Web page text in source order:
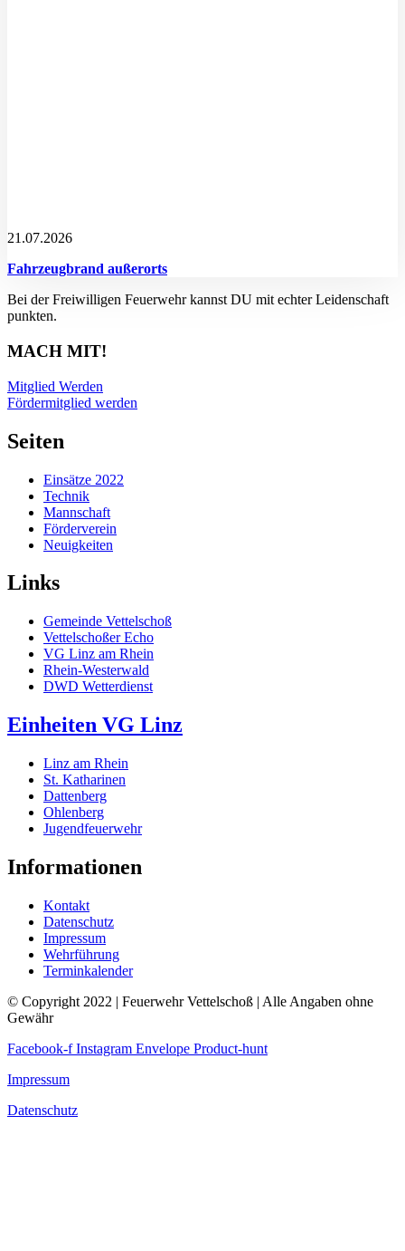
21.07.2026
Fahrzeugbrand außerorts
Bei der Freiwilligen Feuerwehr kannst DU mit echter Leidenschaft
punkten.
MACH MIT!
Mitglied Werden
Fördermitglied werden
Seiten
Einsätze 2022
Technik
Mannschaft
Förderverein
Neuigkeiten
Links
Gemeinde Vettelschoß
Vettelschoßer Echo
VG Linz am Rhein
Rhein-Westerwald
DWD Wetterdienst
Einheiten VG Linz
Linz am Rhein
St. Katharinen
Dattenberg
Ohlenberg
Jugendfeuerwehr
Informationen
Kontakt
Datenschutz
Impressum
Wehrführung
Terminkalender
© Copyright 2022 | Feuerwehr Vettelschoß | Alle Angaben ohne
Gewähr
Facebook-f Instagram Envelope Product-hunt
Impressum
Datenschutz